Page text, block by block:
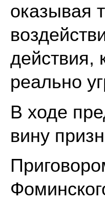
оказывая
действия,
реально
В ходе
вину